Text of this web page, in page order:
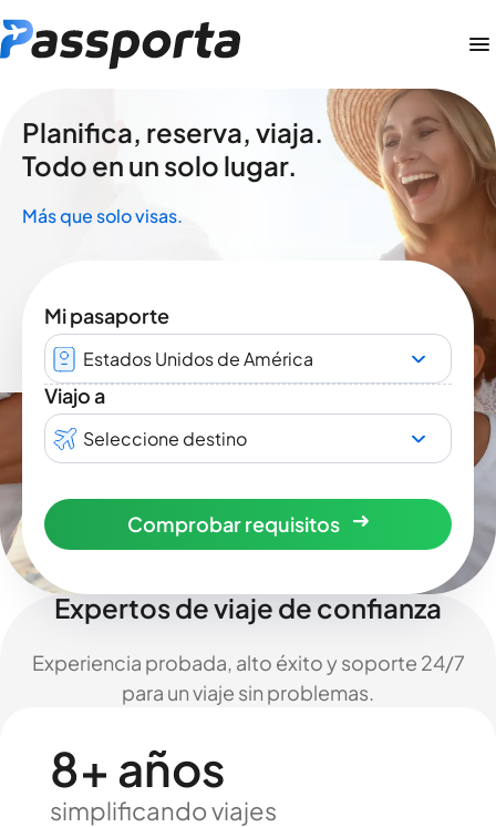
Planifica, reserva, viaja.
Todo en un solo lugar.
Más que solo visas.
Mi pasaporte
Estados Unidos de América
Viajo a
Seleccione destino
Comprobar requisitos
Expertos de viaje de confianza
Experiencia probada, alto éxito y soporte 24/7
para un viaje sin problemas.
8+ años
simplificando viajes